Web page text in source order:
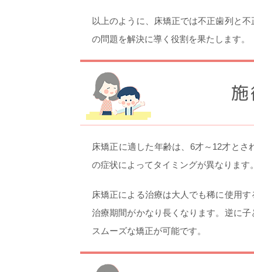
以上のように、床矯正では不正歯列と
の問題を解決に導く役割を果たします。
床矯正に適した年齢は、6才～12才と
の症状によってタイミングが異なります。
床矯正による治療は大人でも稀に使用
治療期間がかなり長くなります。逆に
スムーズな矯正が可能です。